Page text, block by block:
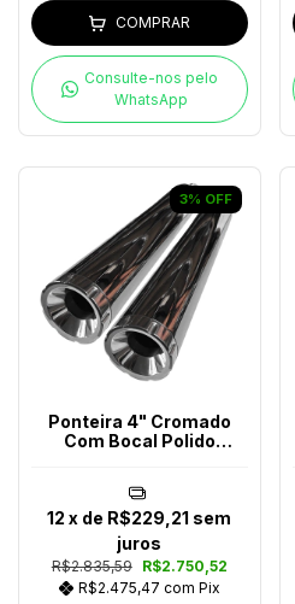
COMPRAR
Consulte-nos pelo
WhatsApp
3% OFF
Ponteira 4" Cromado
Com Bocal Polido
R$2.835,59
R$2.750,52
R$2.475,47 com Pix
12 x de R$229,21 sem
juros